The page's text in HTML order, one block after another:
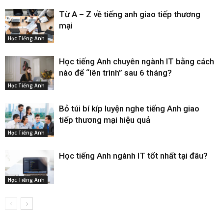
Học Tiếng Anh
Từ A – Z về tiếng anh giao tiếp thương
mại
Học Tiếng Anh
Học tiếng Anh chuyên ngành IT bằng cách
nào để “lên trình” sau 6 tháng?
Học Tiếng Anh
Bỏ túi bí kíp luyện nghe tiếng Anh giao
tiếp thương mại hiệu quả
Học Tiếng Anh
Học tiếng Anh ngành IT tốt nhất tại đâu?